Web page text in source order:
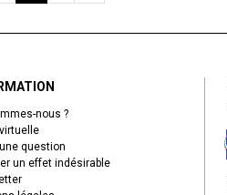
nous ?
question
un effet indésirable